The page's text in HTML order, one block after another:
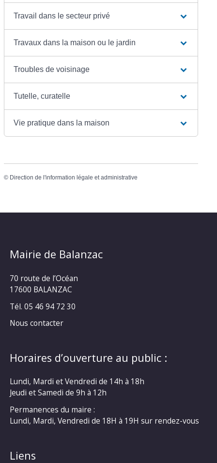
Travail dans le secteur privé
Travaux dans la maison ou le jardin
Troubles de voisinage
Tutelle, curatelle
Vie pratique dans la maison
© Direction de l'information légale et administrative
Mairie de Balanzac
70 route de l’Océan
17600 BALANZAC
Tél. 05 46 94 72 30
Nous contacter
Horaires d’ouverture au public :
Lundi, Mardi et Vendredi de 14h à 18h
Jeudi et Samedi de 9h à 12h
Permanences du maire :
Lundi, Mardi, Vendredi de 18H à 19H sur rendez-vous
Liens